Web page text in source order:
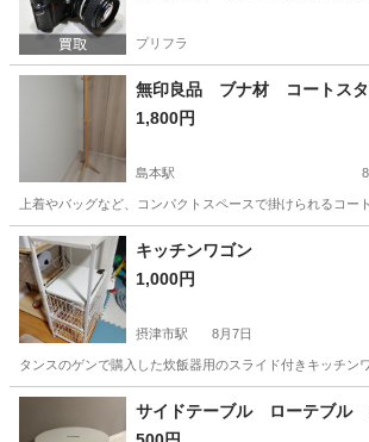
プリフラ
無印良品 ブナ材 コートスタ
1,800円
島本駅
上着やバッグなど、コンパクトスペースで掛けられるコ
大阪 三島郡 島本駅 その他
キッチンワゴン
1,000円
摂津市駅 8月7日
タンスのゲンで購入した炊飯器用のスライド付きキッチ
大阪 摂津市 摂津市駅 収納家具
サイドテーブル ローテブル